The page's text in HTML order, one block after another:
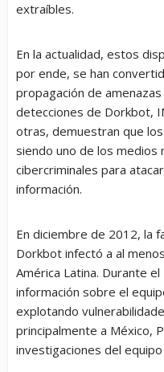
extraíbles.
En la actualidad, estos
por ende, se han
propagación de
detecciones de Dorkbot,
otras, demuestran que
siendo uno de los medios
cibercriminales para
información.
En diciembre de 2012, la
Dorkbot infectó a al
América Latina. Durante
información sobre el
explotando
principalmente a México,
investigaciones del